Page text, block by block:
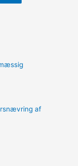
af